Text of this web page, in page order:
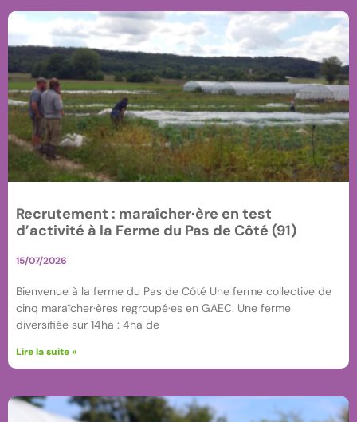
Recrutement : maraîcher·ère en test
d’activité à la Ferme du Pas de Côté (91)
15/07/2026
Bienvenue à la ferme du Pas de Côté Une ferme collective de
cinq maraîcher·ères regroupé·es en GAEC. Une ferme
diversifiée sur 14ha : 4ha de
Lire la suite »